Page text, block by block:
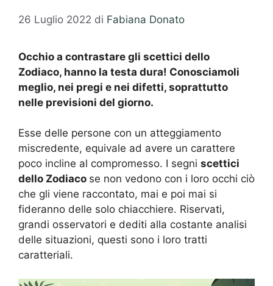
26 Luglio 2022 di Fabiana Donato
Occhio a contrastare gli scettici dello
Zodiaco, hanno la testa dura! Conosciamoli
meglio, nei pregi e nei difetti, soprattutto
nelle previsioni del giorno.
Esse delle persone con un atteggiamento
miscredente, equivale ad avere un carattere
poco incline al compromesso. I segni scettici
dello Zodiaco se non vedono con i loro occhi ciò
che gli viene raccontato, mai e poi mai si
fideranno delle solo chiacchiere. Riservati,
grandi osservatori e dediti alla costante analisi
delle situazioni, questi sono i loro tratti
caratteriali.